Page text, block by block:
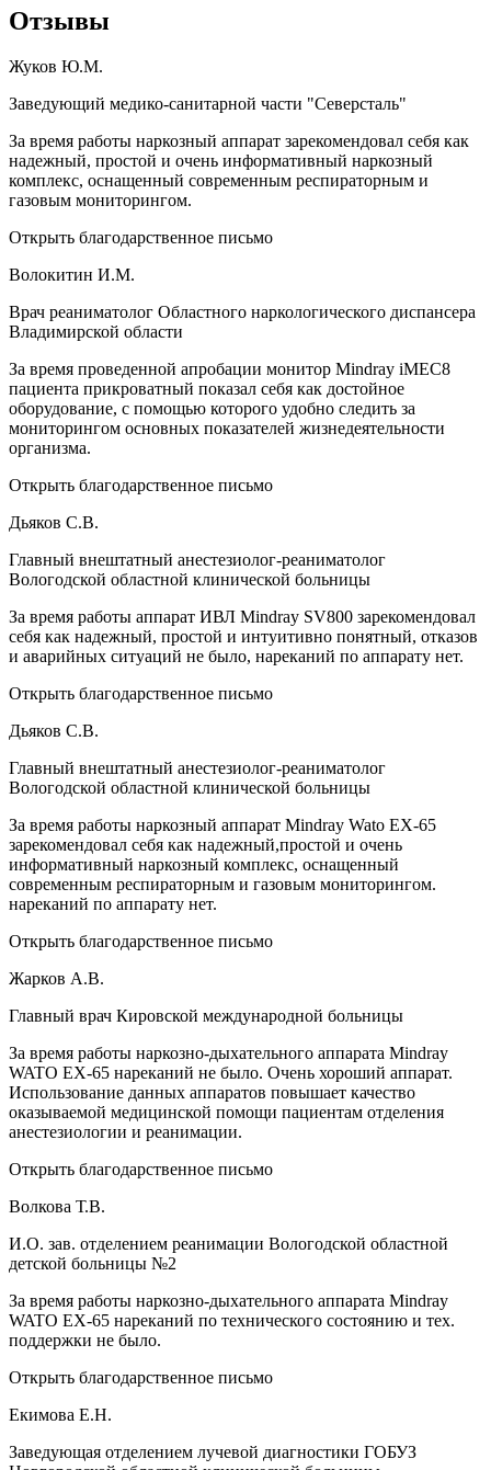
Отзывы
Жуков Ю.М.
Заведующий медико-санитарной части "Северсталь"
За время работы наркозный аппарат зарекомендовал себя как
надежный, простой и очень информативный наркозный
комплекс, оснащенный современным респираторным и
газовым мониторингом.
Открыть благодарственное письмо
Волокитин И.М.
Врач реаниматолог Областного наркологического диспансера
Владимирской области
За время проведенной апробации монитор Mindray iMEC8
пациента прикроватный показал себя как достойное
оборудование, с помощью которого удобно следить за
мониторингом основных показателей жизнедеятельности
организма.
Открыть благодарственное письмо
Дьяков С.В.
Главный внештатный анестезиолог-реаниматолог
Вологодской областной клинической больницы
За время работы аппарат ИВЛ Mindray SV800 зарекомендовал
себя как надежный, простой и интуитивно понятный, отказов
и аварийных ситуаций не было, нареканий по аппарату нет.
Открыть благодарственное письмо
Дьяков С.В.
Главный внештатный анестезиолог-реаниматолог
Вологодской областной клинической больницы
За время работы наркозный аппарат Mindray Wato EX-65
зарекомендовал себя как надежный,простой и очень
информативный наркозный комплекс, оснащенный
современным респираторным и газовым мониторингом.
нареканий по аппарату нет.
Открыть благодарственное письмо
Жарков А.В.
Главный врач Кировской международной больницы
За время работы наркозно-дыхательного аппарата Mindray
WATO EX-65 нареканий не было. Очень хороший аппарат.
Использование данных аппаратов повышает качество
оказываемой медицинской помощи пациентам отделения
анестезиологии и реанимации.
Открыть благодарственное письмо
Волкова Т.В.
И.О. зав. отделением реанимации Вологодской областной
детской больницы №2
За время работы наркозно-дыхательного аппарата Mindray
WATO EX-65 нареканий по технического состоянию и тех.
поддержки не было.
Открыть благодарственное письмо
Екимова Е.Н.
Заведующая отделением лучевой диагностики ГОБУЗ